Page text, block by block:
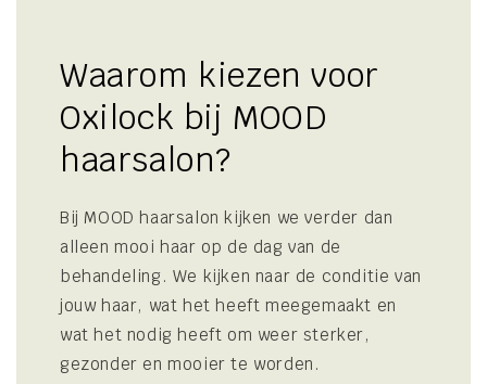
Waarom kiezen voor
Oxilock bij MOOD
haarsalon?
Bij MOOD haarsalon kijken we verder dan
alleen mooi haar op de dag van de
behandeling. We kijken naar de conditie van
jouw haar, wat het heeft meegemaakt en
wat het nodig heeft om weer sterker,
gezonder en mooier te worden.